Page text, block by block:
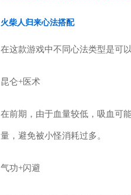
火柴人归来心法搭配
在这款游戏中不同心法类型是可
昆仑+医术
在前期，由于血量较低，吸血可
量，避免被小怪消耗过多。
气功+闪避